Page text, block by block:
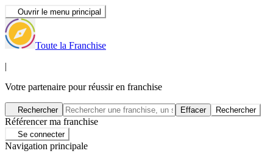
Ouvrir le menu principal
Toute la Franchise
|
Votre partenaire pour réussir en franchise
Rechercher Effacer Rechercher
Référencer ma franchise
Se connecter
Navigation principale